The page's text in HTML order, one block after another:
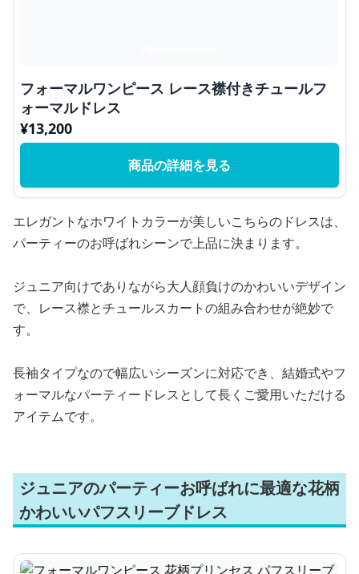
フォーマルワンピース レース襟付きチュールフ
ォーマルドレス
¥13,200
商品の詳細を見る
エレガントなホワイトカラーが美しいこちらのドレスは、
パーティーのお呼ばれシーンで上品に決まります。
ジュニア向けでありながら大人顔負けのかわいいデザイン
で、レース襟とチュールスカートの組み合わせが絶妙で
す。
長袖タイプなので幅広いシーズンに対応でき、結婚式やフ
ォーマルなパーティードレスとして長くご愛用いただける
アイテムです。
ジュニアのパーティーお呼ばれに最適な花柄
かわいいパフスリーブドレス